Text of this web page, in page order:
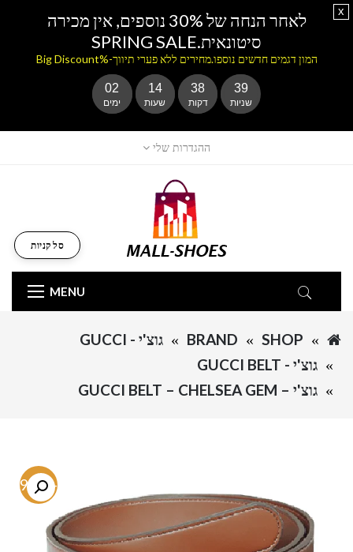
ההגדרות שלי
MENU
סל קניות
SHOP
BRAND
גוצ'י - GUCCI
גוצ'י - GUCCI BELT
גוצ'י – GUCCI BELT – CHELSEA GEM
-79.8%
לאחר הנחה של 30% נוספים, אין מכירה
סיטונאית.SPRING SALE
המון דגמים חדשים נוספו.מחירים ללא פערי תיווך-%Big Discount
02
ימים
14
שעות
38
דקות
38
שניות
x